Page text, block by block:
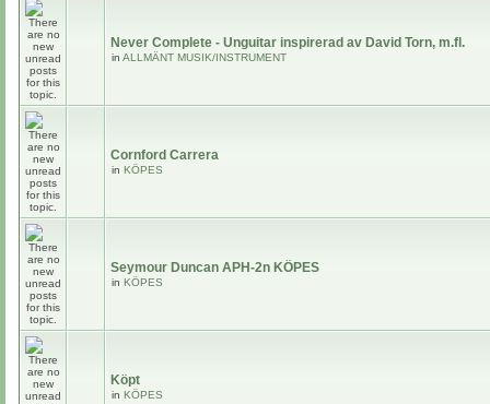
Never Complete - Unguitar inspirerad av David Torn, m.fl.
in ALLMÄNT MUSIK/INSTRUMENT
Cornford Carrera
in KÖPES
Seymour Duncan APH-2n KÖPES
in KÖPES
Köpt
in KÖPES